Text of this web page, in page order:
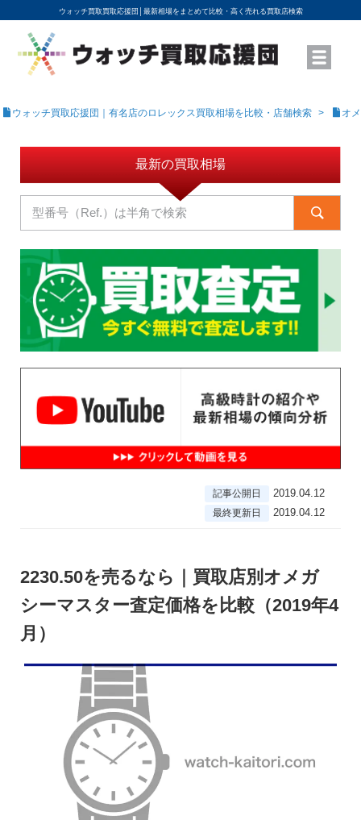
ウォッチ買取買取応援団│ 最新相場をまとめて比較・高く売れる買取店検索
YouTubeで動画を公開中
ROLEXモデル名から買取相場を調べる
高級時計ブランド名から買取相場を調べる
地域から買取店を探す
店舗名から買取店を探す
ブランド時計を高く売る方法
買取査定を依頼する
ウォッチ買取応援団｜有名店のロレックス買取相場を比較・店舗検索 オ
最新の買取相場
記事公開日 2019.04.12
最終更新日 2019.04.12
2230.50を売るなら｜買取店別オメガ
シーマスター査定価格を比較（2019年4
月）